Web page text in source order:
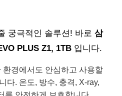
궁극적인 솔루션! 바로 삼
PLUS Z1, 1TB 입니다.
환경에서도 안심하고 사용할
다. 온도, 방수, 충격, X-ray,